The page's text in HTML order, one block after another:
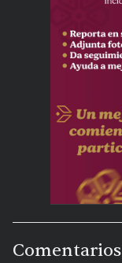
Comentarios